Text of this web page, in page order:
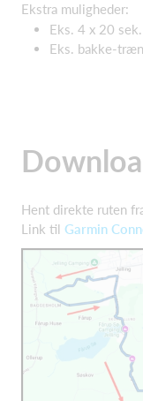
Ekstra muligheder:
Eks. 4 x 20
Eks. bakke-
Hent direkte ruten
Link til Garmin